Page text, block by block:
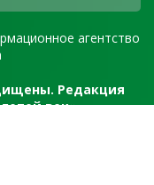
агентство
Редакция
век»